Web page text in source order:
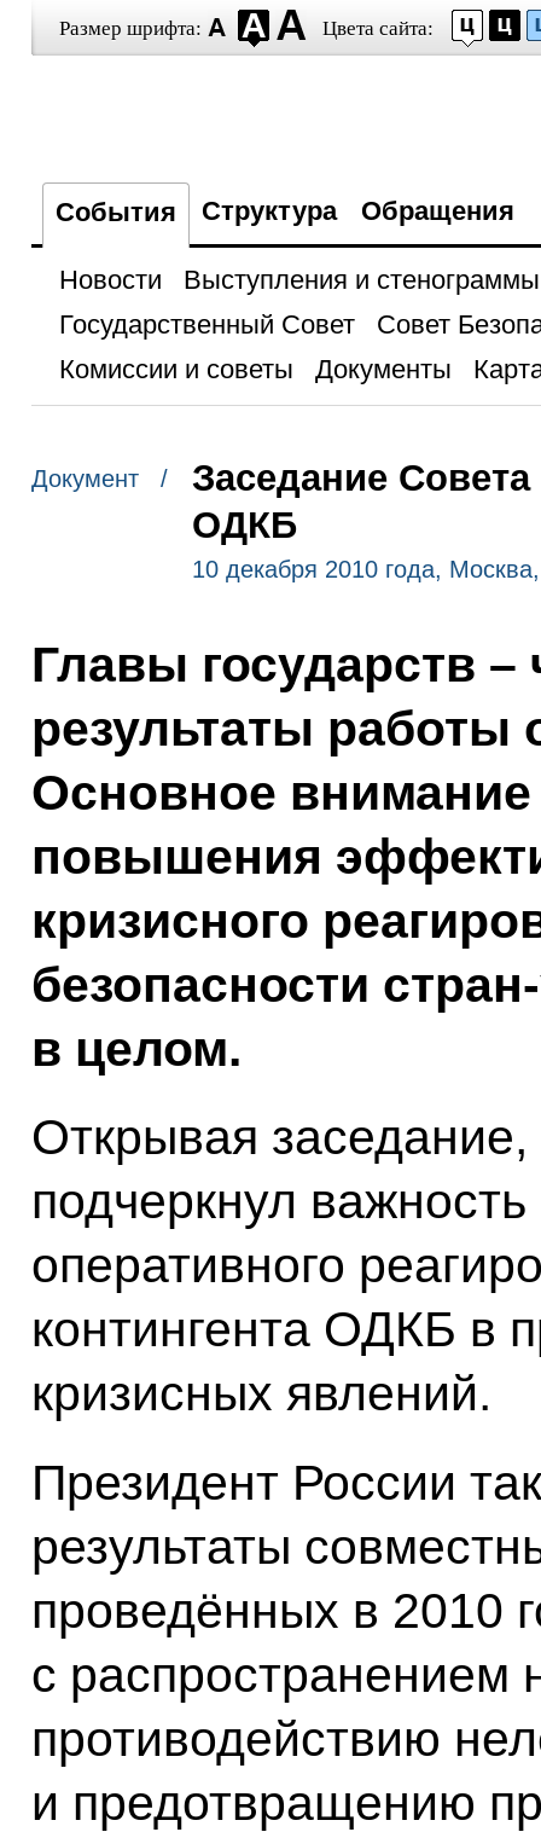
Размер шрифта: Цвета сайта:
События Структура Обращения
Новости
Выступления и стенограммы
Государственный Совет
Совет
Комиссии и советы
Документы
Документ /
Заседание
ОДКБ
10 декабря 2010 года,
Главы государств
результаты работы
Основное
повышения
кризисного
безопасности
в целом.
Открывая
подчеркнул
оперативного
контингента ОДКБ в
кризисных явлений.
Президент России
результаты
проведённых в 2010
с распространением
противодействию
и предотвращению